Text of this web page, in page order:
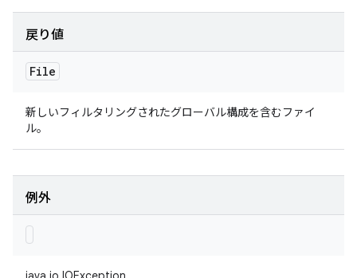
戻り値
File
新しいフィルタリングされたグローバル構成を含むファイ
ル。
例外